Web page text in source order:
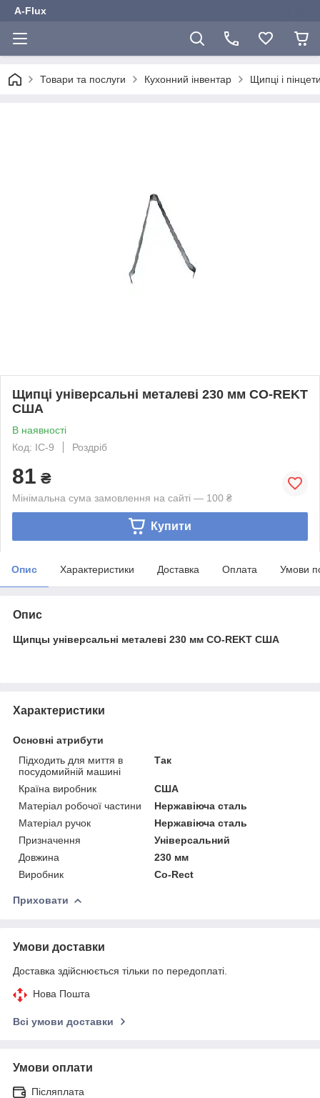
A-Flux
Товари та послуги Кухонний інвентар Щипці і
Щипці універсальні металеві 230 мм CO-REKT
США
В наявності
Код: IC-9
Роздріб
81 ₴
Мінімальна сума замовлення на сайті — 100 ₴
Купити
Опис Характеристики Доставка Оплата Умови
Опис
Щипцы універсальні металеві 230 мм CO-REKT США
Характеристики
Основні атрибути
Підходить для миття в
посудомийній машині
Так
Країна виробник
США
Матеріал робочої частини
Нержавіюча сталь
Матеріал ручок
Нержавіюча сталь
Призначення
Універсальний
Довжина
230 мм
Виробник
Co-Rect
Приховати
Умови доставки
Доставка здійснюється тільки по передоплаті.
Нова Пошта
Всі умови доставки
Умови оплати
Післяплата